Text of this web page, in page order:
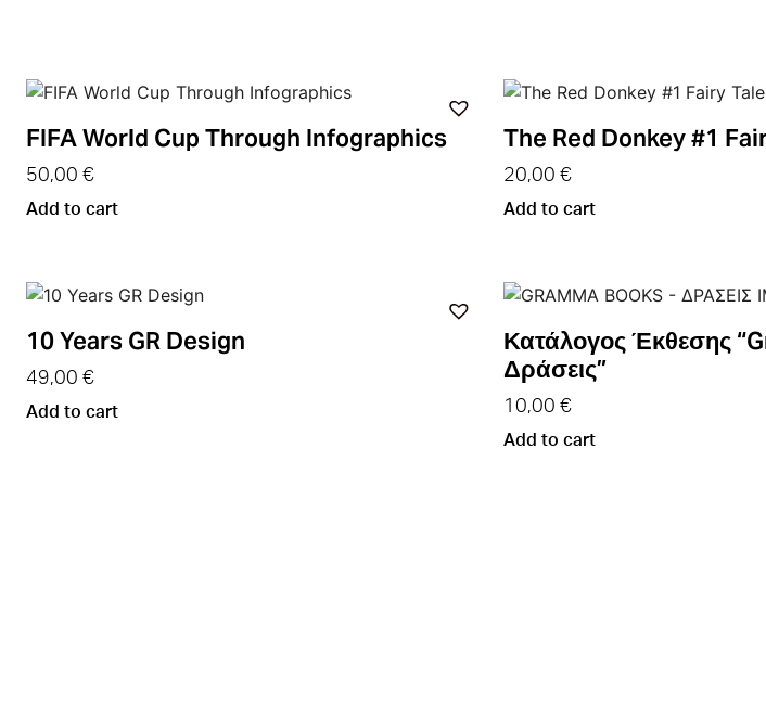
FIFA World Cup Through Infographics
50,00 €
Add to cart
The Red Donkey #1
20,00 €
Add to cart
10 Years GR Design
49,00 €
Add to cart
Κατάλογος Έκθεσης
Δράσεις”
10,00 €
Add to cart